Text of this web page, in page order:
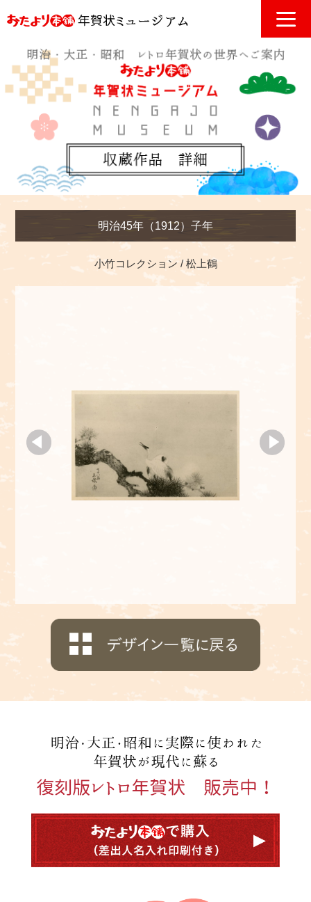
明治45年（1912）子年
小竹コレクション 松上鶴